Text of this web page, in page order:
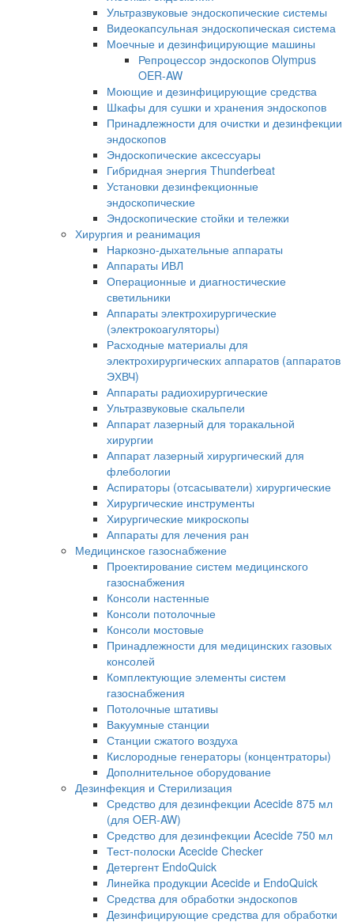
Ультразвуковые эндоскопические системы
Видеокапсульная эндоскопическая система
Моечные и дезинфицирующие машины
Репроцессор эндоскопов Olympus
OER-AW
Моющие и дезинфицирующие средства
Шкафы для сушки и хранения эндоскопов
Принадлежности для очистки и дезинфекции
эндоскопов
Эндоскопические аксессуары
Гибридная энергия Thunderbeat
Установки дезинфекционные
эндоскопические
Эндоскопические стойки и тележки
Хирургия и реанимация
Наркозно-дыхательные аппараты
Аппараты ИВЛ
Операционные и диагностические
светильники
Аппараты электрохирургические
(электрокоагуляторы)
Расходные материалы для
электрохирургических аппаратов (аппаратов
ЭХВЧ)
Аппараты радиохирургические
Ультразвуковые скальпели
Аппарат лазерный для торакальной
хирургии
Аппарат лазерный хирургический для
флебологии
Аспираторы (отсасыватели) хирургические
Хирургические инструменты
Хирургические микроскопы
Аппараты для лечения ран
Медицинское газоснабжение
Проектирование систем медицинского
газоснабжения
Консоли настенные
Консоли потолочные
Консоли мостовые
Принадлежности для медицинских газовых
консолей
Комплектующие элементы систем
газоснабжения
Потолочные штативы
Вакуумные станции
Станции сжатого воздуха
Кислородные генераторы (концентраторы)
Дополнительное оборудование
Дезинфекция и Стерилизация
Средство для дезинфекции Acecide 875 мл
(для OER-AW)
Средство для дезинфекции Acecide 750 мл
Тест-полоски Acecide Checker
Детергент EndoQuick
Линейка продукции Acecide и EndoQuick
Средства для обработки эндоскопов
Дезинфицирующие средства для обработки